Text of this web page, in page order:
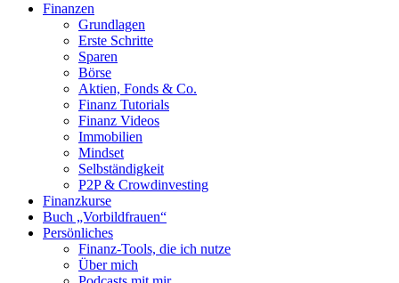
oben
Finanzen
Grundlagen
Erste Schritte
Sparen
Börse
Aktien, Fonds & Co.
Finanz Tutorials
Finanz Videos
Immobilien
Mindset
Selbständigkeit
P2P & Crowdinvesting
Finanzkurse
Buch „Vorbildfrauen“
Persönliches
Finanz-Tools, die ich nutze
Über mich